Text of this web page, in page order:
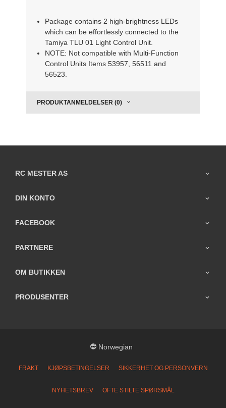
Package contains 2 high-brightness LEDs
which can be effortlessly connected to the
Tamiya TLU 01 Light Control Unit.
NOTE: Not compatible with Multi-Function
Control Units Items 53957, 56511 and
56523.
PRODUKTANMELDELSER (0)
RC MESTER AS
DIN KONTO
FACEBOOK
PARTNERE
OM BUTIKKEN
PRODUSENTER
Norwegian
FRAKT KJØPSBETINGELSER SIKKERHET OG PERSONVERN
NYHETSBREV OFTE STILTE SPØRSMÅL